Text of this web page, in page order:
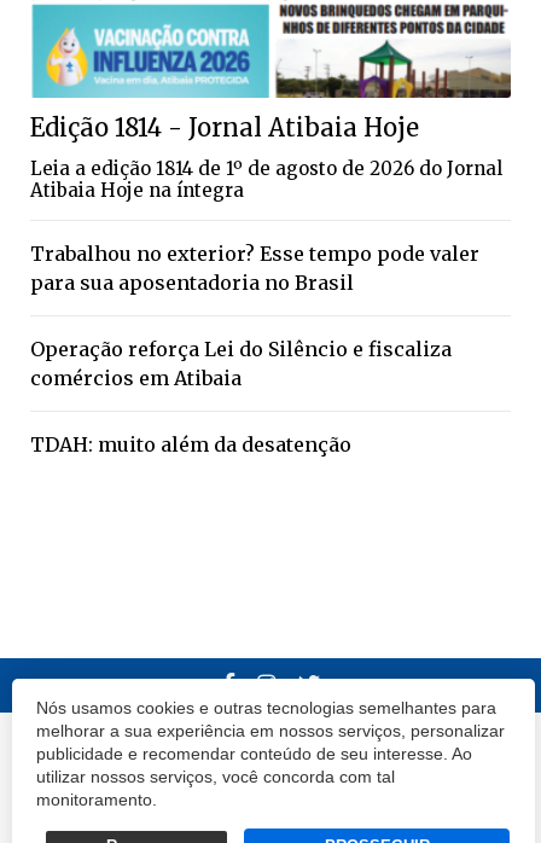
Nós usamos cookies e outras tecnologias semelhantes para
melhorar a sua experiência em nossos serviços, personalizar
publicidade e recomendar conteúdo de seu interesse. Ao
utilizar nossos serviços, você concorda com tal
monitoramento.
Edição 1814 - Jornal Atibaia Hoje
Leia a edição 1814 de 1º de agosto de 2026 do Jornal
Atibaia Hoje na íntegra
Trabalhou no exterior? Esse tempo pode valer
para sua aposentadoria no Brasil
Operação reforça Lei do Silêncio e fiscaliza
comércios em Atibaia
TDAH: muito além da desatenção
© 2020 Atibaia Hoje. Todos os direitos reservados. Desenvolvido por
Termos e Políticas de Uso Privacidade